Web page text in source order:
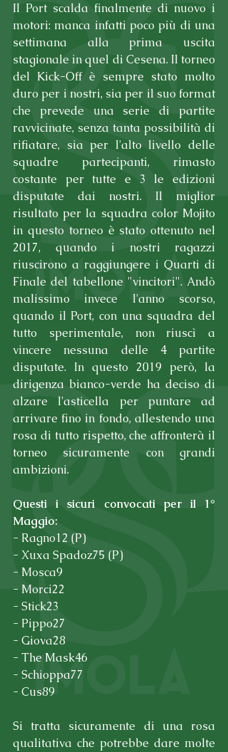
Il Port scalda finalmente di nuovo i
motori: manca infatti poco più di una
settimana alla prima uscita
stagionale in quel di Cesena. Il torneo
del Kick-Off è sempre stato molto
duro per i nostri, sia per il suo format
che prevede una serie di partite
ravvicinate, senza tanta possibilità di
rifiatare, sia per l'alto livello delle
squadre partecipanti, rimasto
costante per tutte e 3 le edizioni
disputate dai nostri. Il miglior
risultato per la squadra color Mojito
in questo torneo è stato ottenuto nel
2017, quando i nostri ragazzi
riuscirono a raggiungere i Quarti di
Finale del tabellone "vincitori". Andò
malissimo invece l'anno scorso,
quando il Port, con una squadra del
tutto sperimentale, non riuscì a
vincere nessuna delle 4 partite
disputate. In questo 2019 però, la
dirigenza bianco-verde ha deciso di
alzare l'asticella per puntare ad
arrivare fino in fondo, allestendo una
rosa di tutto rispetto, che affronterà il
torneo sicuramente con grandi
ambizioni.
Questi i sicuri convocati per il 1°
Maggio:
- Ragno12 (P)
- Xuxa Spadoz75 (P)
- Mosca9
- Morci22
- Stick23
- Pippo27
- Giova28
- The Mask46
- Schioppa77
- Cus89
Si tratta sicuramente di una rosa
qualitativa che potrebbe dare molte